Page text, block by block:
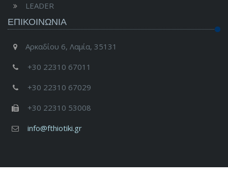
LEADER
ΕΠΙΚΟΙΝΩΝΊΑ
Αρκαδίου 6, Λαμία, 35131
+30 22310 67011
+30 22310 67029
+30 22310 53008
info@fthiotiki.gr